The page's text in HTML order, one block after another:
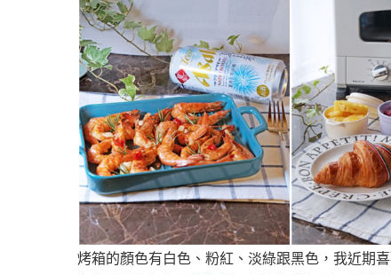
烤箱的顏色有白色、粉紅、淡綠跟黑色，我近期